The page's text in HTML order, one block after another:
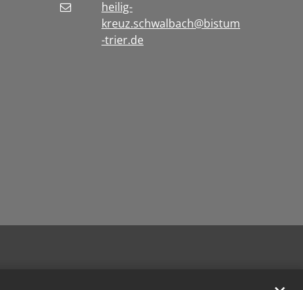
heilig-
kreuz.schwalbach@bistum
-trier.de